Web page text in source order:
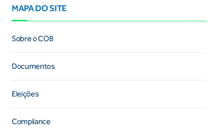
MAPA DO SITE
Sobre o COB
Documentos
Eleições
Compliance